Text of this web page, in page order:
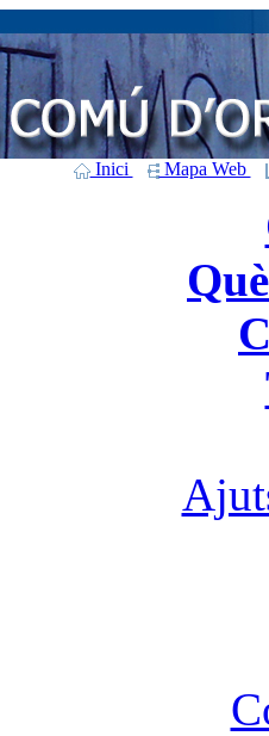
Inici Mapa Web